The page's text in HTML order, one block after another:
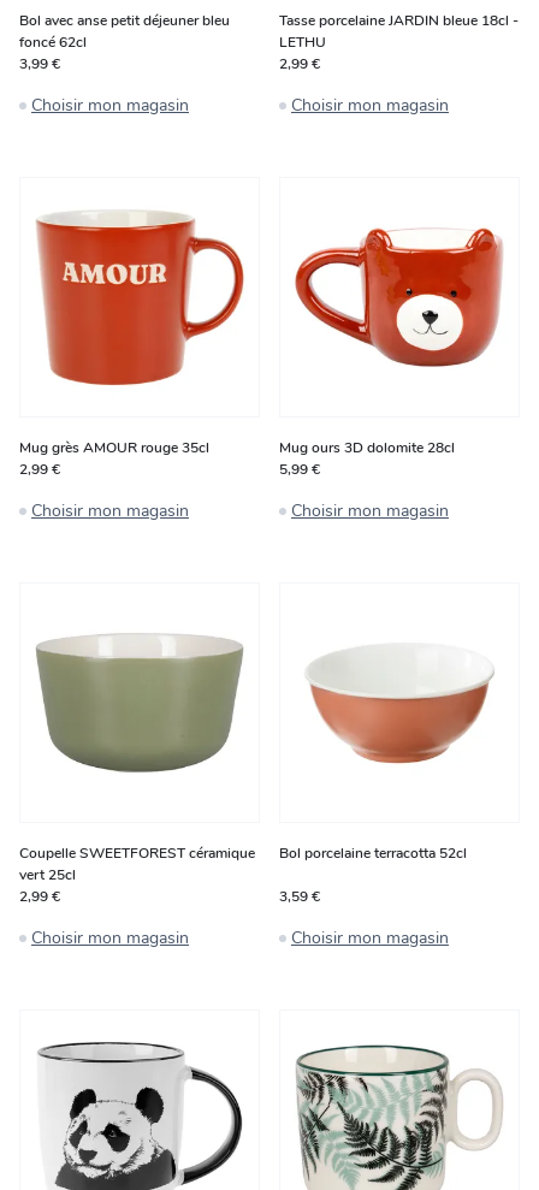
Bol avec anse petit déjeuner bleu
foncé 62cl
3,99 €
Choisir mon magasin
Tasse porcelaine JARDIN bleue 18cl -
LETHU
2,99 €
Choisir mon magasin
Mug grès AMOUR rouge 35cl
2,99 €
Choisir mon magasin
Mug ours 3D dolomite 28cl
5,99 €
Choisir mon magasin
Coupelle SWEETFOREST céramique
vert 25cl
2,99 €
Choisir mon magasin
Bol porcelaine terracotta 52cl
3,59 €
Choisir mon magasin